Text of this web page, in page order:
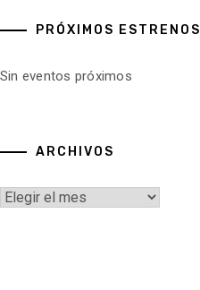
PRÓXIMOS ESTRENOS
Sin eventos próximos
ARCHIVOS
Archivos